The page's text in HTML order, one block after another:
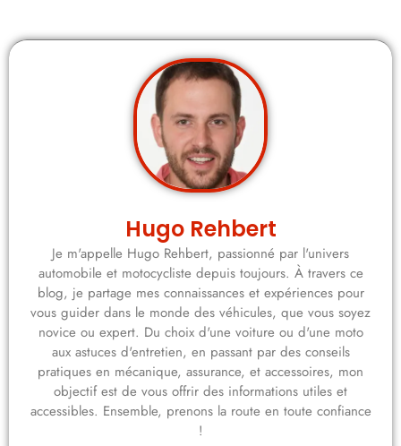
Hugo Rehbert
Je m'appelle Hugo Rehbert, passionné par l'univers
automobile et motocycliste depuis toujours. À travers ce
blog, je partage mes connaissances et expériences pour
vous guider dans le monde des véhicules, que vous soyez
novice ou expert. Du choix d'une voiture ou d'une moto
aux astuces d'entretien, en passant par des conseils
pratiques en mécanique, assurance, et accessoires, mon
objectif est de vous offrir des informations utiles et
accessibles. Ensemble, prenons la route en toute confiance
!